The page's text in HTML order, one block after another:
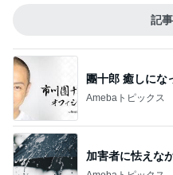
記事
團十郎 癒しにな
Amebaトピックス
加害者に怯えな
Amebaトピックス